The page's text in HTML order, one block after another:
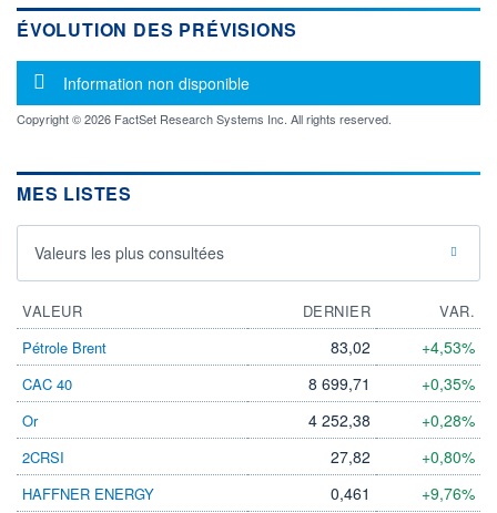
98,980 101,200
+ HAUT
100,200
+ BAS
97,080
VOLUME
29 927 0,00%
LIMITE À LA
BAISSE
0,000 0,000
RENDEMENT
- -
DERNIER
0,00 EUR
DATE
DIVIDENDE
-
PROCHAIN
Non éligible
Boursobank
ÉVOLUTION DES PRÉVISIONS
Message d'information
Information non disponible
Copyright © 2026 FactSet Research Systems Inc. All rights reserved.
MES LISTES
Valeurs les plus consultées
VALEUR DERNIER
VAR.
Pétrole Brent
83,02 +4,53%
CAC 40 8 699,71 +0,35%
Or 4 252,38 +0,28%
2CRSI 27,82 +0,80%
HAFFNER ENERGY 0,461 +9,76%